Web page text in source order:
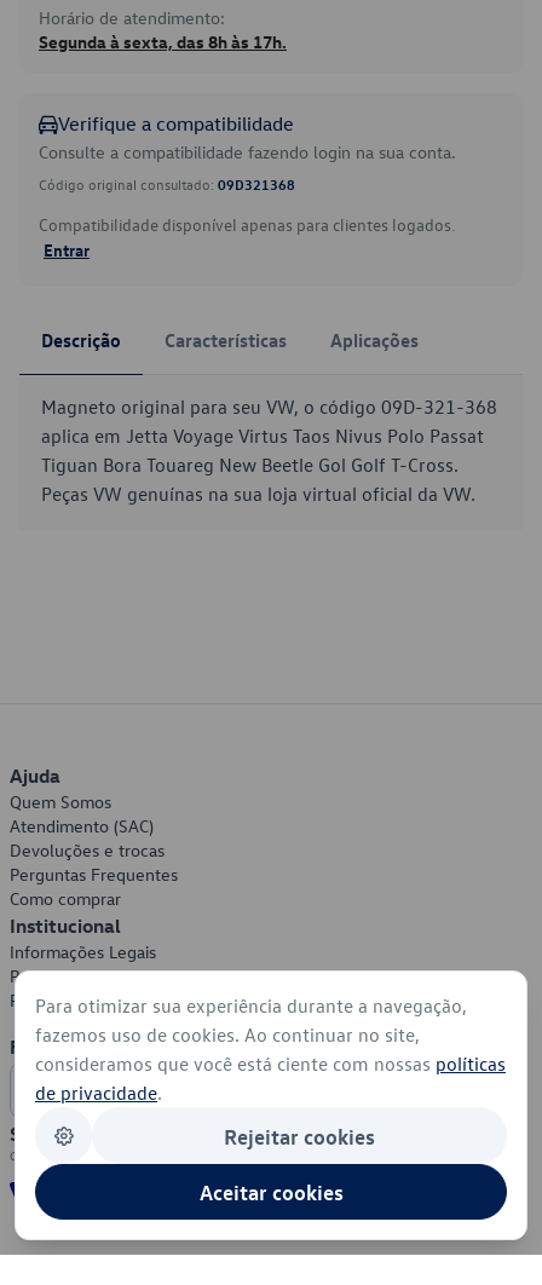
Horário de atendimento:
Segunda à sexta, das 8h às 17h.
Verifique a compatibilidade
Consulte a compatibilidade fazendo login na sua conta.
Código original consultado: 09D321368
Compatibilidade disponível apenas para clientes logados.
Entrar
Descrição Características Aplicações
Magneto original para seu VW, o código 09D-321-368
aplica em Jetta Voyage Virtus Taos Nivus Polo Passat
Tiguan Bora Touareg New Beetle Gol Golf T-Cross.
Peças VW genuínas na sua loja virtual oficial da VW.
Ajuda
Quem Somos
Atendimento (SAC)
Devoluções e trocas
Perguntas Frequentes
Como comprar
Institucional
Informações Legais
Política de Privacidade
Política de Cookies
Formas de Pagamento
Segurança
Para otimizar sua experiência durante a navegação,
fazemos uso de cookies. Ao continuar no site,
consideramos que você está ciente com nossas políticas
de privacidade.
Rejeitar cookies
Aceitar cookies